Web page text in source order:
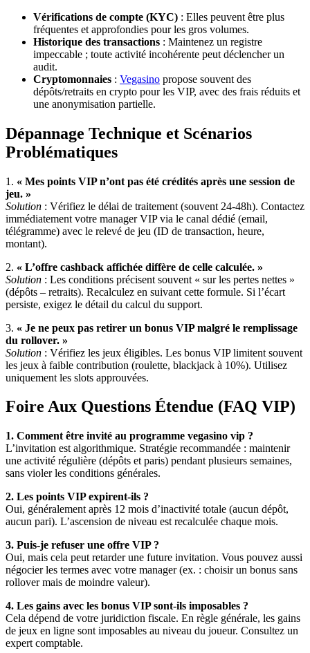
Vérifications de compte (KYC) : Elles peuvent être plus
fréquentes et approfondies pour les gros volumes.
Historique des transactions : Maintenez un registre
impeccable ; toute activité incohérente peut déclencher un
audit.
Cryptomonnaies : Vegasino propose souvent des
dépôts/retraits en crypto pour les VIP, avec des frais réduits et
une anonymisation partielle.
Dépannage Technique et Scénarios
Problématiques
1. « Mes points VIP n’ont pas été crédités après une session de
jeu. »
Solution : Vérifiez le délai de traitement (souvent 24-48h). Contactez
immédiatement votre manager VIP via le canal dédié (email,
télégramme) avec le relevé de jeu (ID de transaction, heure,
montant).
2. « L’offre cashback affichée diffère de celle calculée. »
Solution : Les conditions précisent souvent « sur les pertes nettes »
(dépôts – retraits). Recalculez en suivant cette formule. Si l’écart
persiste, exigez le détail du calcul du support.
3. « Je ne peux pas retirer un bonus VIP malgré le remplissage
du rollover. »
Solution : Vérifiez les jeux éligibles. Les bonus VIP limitent souvent
les jeux à faible contribution (roulette, blackjack à 10%). Utilisez
uniquement les slots approuvées.
Foire Aux Questions Étendue (FAQ VIP)
1. Comment être invité au programme vegasino vip ?
L’invitation est algorithmique. Stratégie recommandée : maintenir
une activité régulière (dépôts et paris) pendant plusieurs semaines,
sans violer les conditions générales.
2. Les points VIP expirent-ils ?
Oui, généralement après 12 mois d’inactivité totale (aucun dépôt,
aucun pari). L’ascension de niveau est recalculée chaque mois.
3. Puis-je refuser une offre VIP ?
Oui, mais cela peut retarder une future invitation. Vous pouvez aussi
négocier les termes avec votre manager (ex. : choisir un bonus sans
rollover mais de moindre valeur).
4. Les gains avec les bonus VIP sont-ils imposables ?
Cela dépend de votre juridiction fiscale. En règle générale, les gains
de jeux en ligne sont imposables au niveau du joueur. Consultez un
expert comptable.